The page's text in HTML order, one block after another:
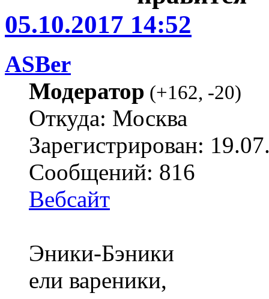
05.10.2017 14:52
ASBer
Модератор (+162, -20)
Откуда: Москва
Зарегистрирован:
Сообщений: 816
Вебсайт
Эники-Бэники
ели вареники,